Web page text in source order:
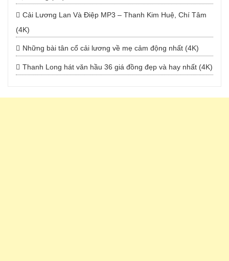
Cải Lương Lan Và Điệp MP3 – Thanh Kim Huệ, Chí Tâm
(4K)
Những bài tân cổ cải lương về mẹ cảm động nhất (4K)
Thanh Long hát văn hầu 36 giá đồng đẹp và hay nhất (4K)